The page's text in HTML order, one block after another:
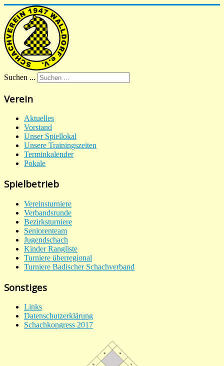
Suchen ...
Verein
Aktuelles
Vorstand
Unser Spiellokal
Unsere Trainingszeiten
Terminkalender
Pokale
Spielbetrieb
Vereinsturniere
Verbandsrunde
Bezirksturniere
Seniorenteam
Jugendschach
Kinder Rangliste
Turniere überregional
Turniere Badischer Schachverband
Sonstiges
Links
Datenschutzerklärung
Schachkongress 2017